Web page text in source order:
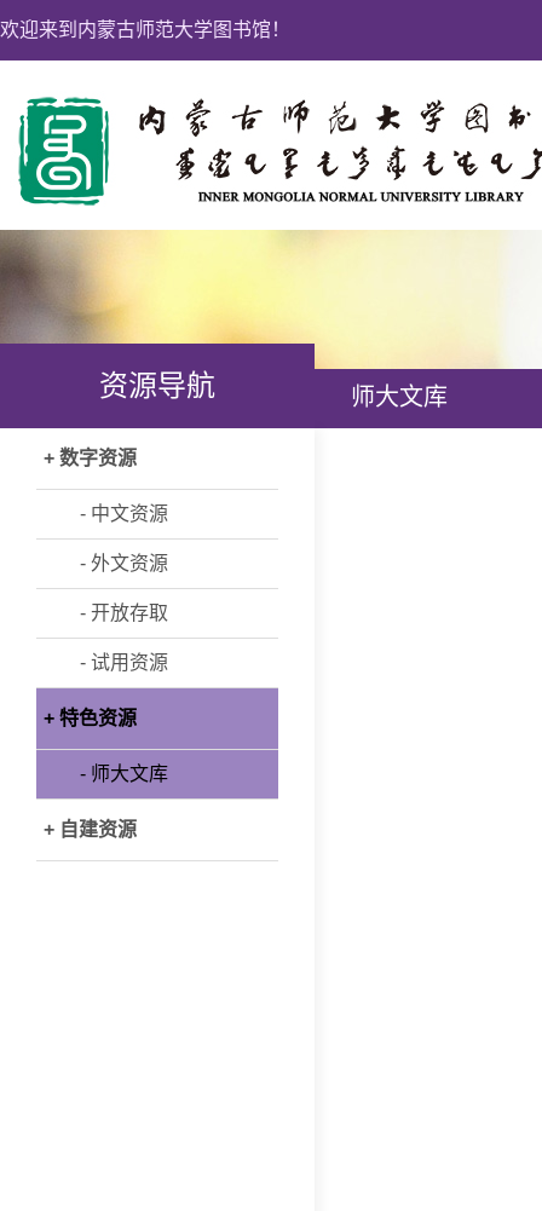
欢迎来到内蒙古师范大学图书馆！
资源导航
+ 数字资源
- 中文资源
- 外文资源
- 开放存取
- 试用资源
+ 特色资源
- 师大文库
+ 自建资源
师大文库